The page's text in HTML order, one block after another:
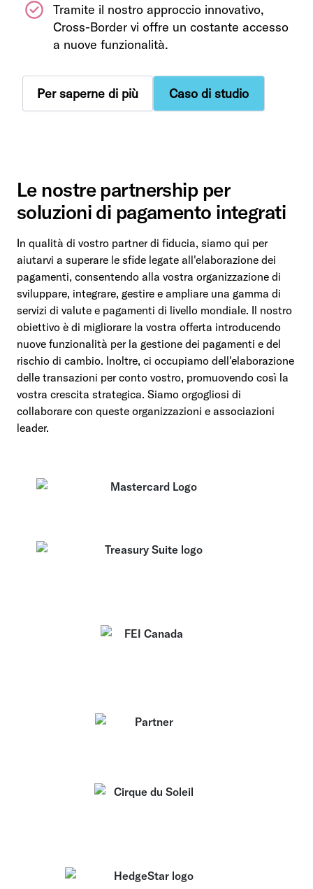
Tramite il nostro approccio innovativo,
Cross-Border vi offre un costante accesso
a nuove funzionalità.
Per saperne di più Caso di studio
Le nostre partnership per
soluzioni di pagamento integrati
In qualità di vostro partner di fiducia, siamo qui per
aiutarvi a superare le sfide legate all'elaborazione dei
pagamenti, consentendo alla vostra organizzazione di
sviluppare, integrare, gestire e ampliare una gamma di
servizi di valute e pagamenti di livello mondiale. Il nostro
obiettivo è di migliorare la vostra offerta introducendo
nuove funzionalità per la gestione dei pagamenti e del
rischio di cambio. Inoltre, ci occupiamo dell'elaborazione
delle transazioni per conto vostro, promuovendo così la
vostra crescita strategica. Siamo orgogliosi di
collaborare con queste organizzazioni e associazioni
leader.